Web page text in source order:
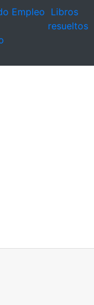
Empleo Libros
resueltos